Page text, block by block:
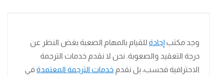
وجد مكتب إجادة للقيام بالمهام الصعبة بغض النظر عن
درجة التعقيد والصعوبة. نحن لا نقدم خدمات الترجمة
الاحترافية فحسب، بل نقدم خدمات الترجمة المعتمدة في